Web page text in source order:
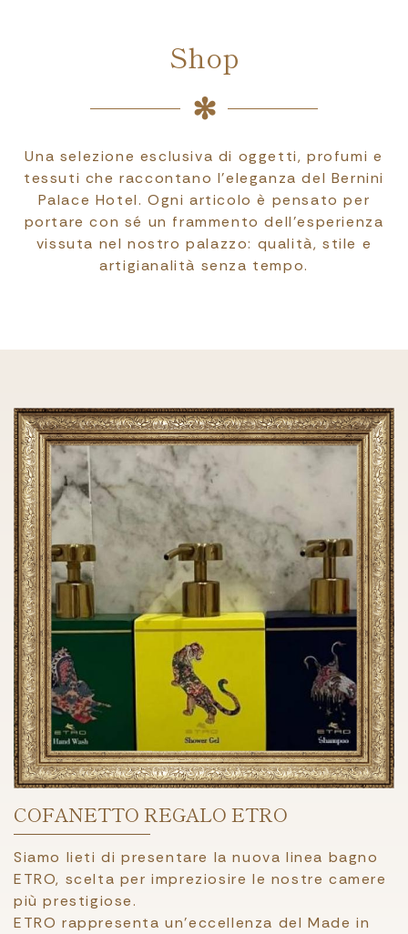
Shop
Una selezione esclusiva di oggetti, profumi e
tessuti che raccontano l’eleganza del Bernini
Palace Hotel. Ogni articolo è pensato per
portare con sé un frammento dell’esperienza
vissuta nel nostro palazzo: qualità, stile e
artigianalità senza tempo.
COFANETTO REGALO ETRO
Siamo lieti di presentare la nuova linea bagno
ETRO, scelta per impreziosire le nostre camere
più prestigiose.
ETRO rappresenta un’eccellenza del Made in